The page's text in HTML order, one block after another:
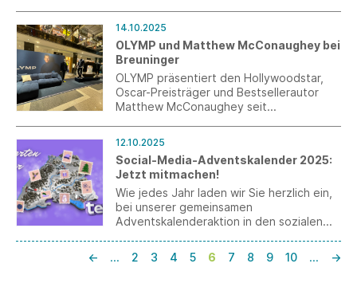
insbesondere die Auffassung zu mobiler
Arbeit ausschließlich aus dem Ausland
korrigiert.
14.10.2025
OLYMP und Matthew McConaughey bei
Breuninger
OLYMP präsentiert den Hollywoodstar,
Oscar-Preisträger und Bestsellerautor
Matthew McConaughey seit
ihrer Handelspartner im In- und Ausland.
Ein besonders eindrucksvoller Auftritt
konnte nun mit dem Premiumpartner
Breuninger realisiert werden.
12.10.2025
Social-Media-Adventskalender 2025:
Jetzt mitmachen!
Wie jedes Jahr laden wir Sie herzlich ein,
bei unserer gemeinsamen
Adventskalenderaktion in den sozialen
unser Instagram-Adventskalender unter
dem Motto „Postkarten aus der TEXHUB
← … 2 3 4 5 6 7 8 9 10 … →